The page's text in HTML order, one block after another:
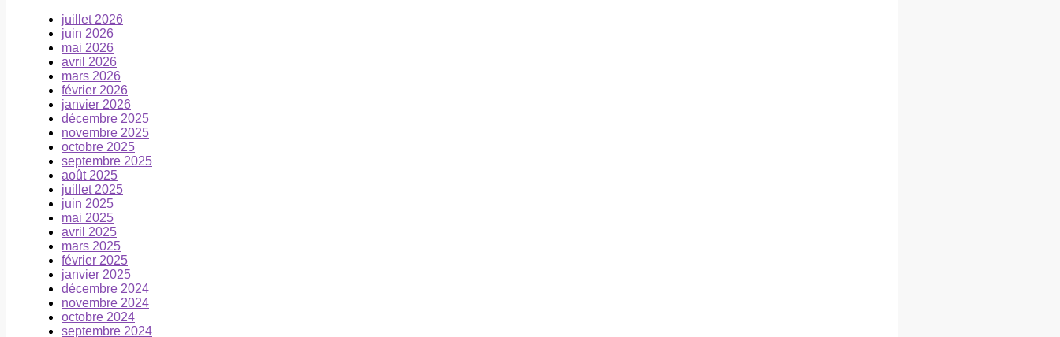
juillet 2026
juin 2026
mai 2026
avril 2026
mars 2026
février 2026
janvier 2026
décembre 2025
novembre 2025
octobre 2025
septembre 2025
août 2025
juillet 2025
juin 2025
mai 2025
avril 2025
mars 2025
février 2025
janvier 2025
décembre 2024
novembre 2024
octobre 2024
septembre 2024